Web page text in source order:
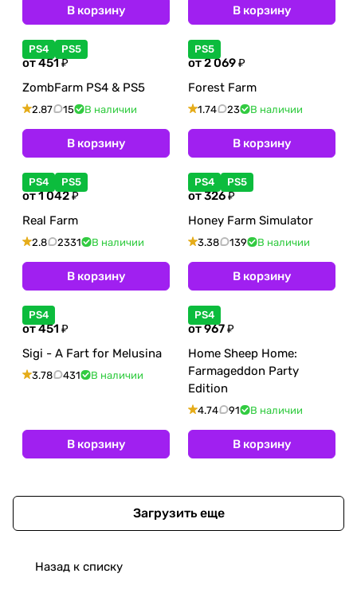
В корзину В корзину
PS4 PS5
от 451 ₽
ZombFarm PS4 & PS5
2.87 15 В наличии
В корзину
PS5
от 2 069 ₽
Forest Farm
1.74 23 В наличии
В корзину
PS4 PS5
от 1 042 ₽
Real Farm
2.8 2331 В наличии
В корзину
PS4 PS5
от 326 ₽
Honey Farm Simulator
3.38 139 В наличии
В корзину
PS4
от 451 ₽
Sigi - A Fart for Melusina
3.78 431 В наличии
В корзину
PS4
от 967 ₽
Home Sheep Home:
Farmageddon Party
Edition
4.74 91 В наличии
В корзину
Загрузить еще
Назад к списку